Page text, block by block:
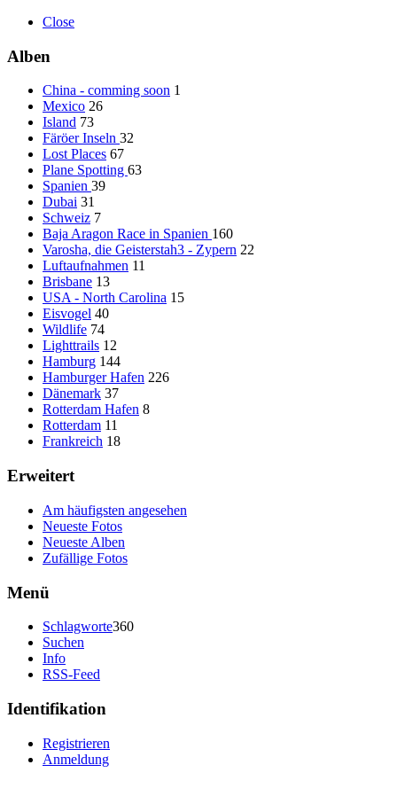
Close
Alben
China - comming soon 1
Mexico 26
Island 73
Färöer Inseln 32
Lost Places 67
Plane Spotting 63
Spanien 39
Dubai 31
Schweiz 7
Baja Aragon Race in Spanien 160
Varosha, die Geisterstah3 - Zypern 22
Luftaufnahmen 11
Brisbane 13
USA - North Carolina 15
Eisvogel 40
Wildlife 74
Lighttrails 12
Hamburg 144
Hamburger Hafen 226
Dänemark 37
Rotterdam Hafen 8
Rotterdam 11
Frankreich 18
Erweitert
Am häufigsten angesehen
Neueste Fotos
Neueste Alben
Zufällige Fotos
Menü
Schlagworte360
Suchen
Info
RSS-Feed
Identifikation
Registrieren
Anmeldung